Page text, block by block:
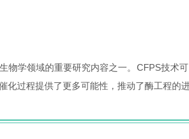
物学领域的重要研究内容之一。CFPS技术
化过程提供了更多可能性，推动了酶工程的